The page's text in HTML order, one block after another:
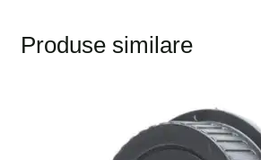
Produse similare